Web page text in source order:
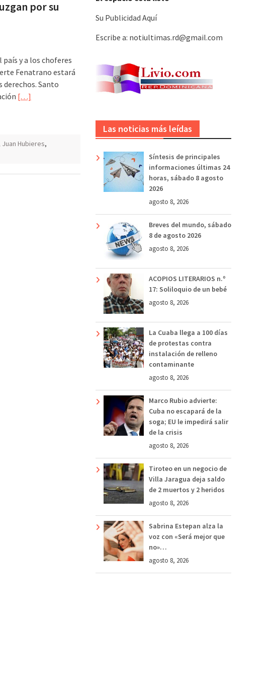
por su
y a los choferes
Fenatrano estará
derechos. Santo
[…]
Juan Hubieres,
Su Publicidad Aquí
Escribe a: notiultimas.rd@gmail.com
Las noticias más leídas
Síntesis de principales
informaciones últimas 24
horas, sábado 8 agosto
2026
agosto 8, 2026
Breves del mundo, sábado
8 de agosto 2026
agosto 8, 2026
ACOPIOS LITERARIOS n.º
17: Soliloquio de un bebé
agosto 8, 2026
La Cuaba llega a 100 días
de protestas contra
instalación de relleno
contaminante
agosto 8, 2026
Marco Rubio advierte:
Cuba no escapará de la
soga; EU le impedirá salir
de la crisis
agosto 8, 2026
Tiroteo en un negocio de
Villa Jaragua deja saldo
de 2 muertos y 2 heridos
agosto 8, 2026
Sabrina Estepan alza la
voz con «Será mejor que
no»…
agosto 8, 2026